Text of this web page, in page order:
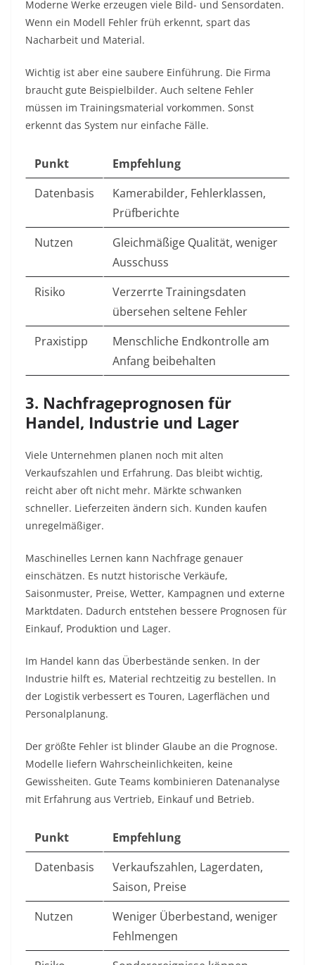
Moderne Werke erzeugen viele Bild- und Sensordaten.
Wenn ein Modell Fehler früh erkennt, spart das
Nacharbeit und Material.
Wichtig ist aber eine saubere Einführung. Die Firma
braucht gute Beispielbilder. Auch seltene Fehler
müssen im Trainingsmaterial vorkommen. Sonst
erkennt das System nur einfache Fälle.
Punkt
Empfehlung
Datenbasis
Kamerabilder, Fehlerklassen,
Prüfberichte
Nutzen
Gleichmäßige Qualität, weniger
Ausschuss
Risiko
Verzerrte Trainingsdaten
übersehen seltene Fehler
Praxistipp
Menschliche Endkontrolle am
Anfang beibehalten
3. Nachfrageprognosen für
Handel, Industrie und Lager
Viele Unternehmen planen noch mit alten
Verkaufszahlen und Erfahrung. Das bleibt wichtig,
reicht aber oft nicht mehr. Märkte schwanken
schneller. Lieferzeiten ändern sich. Kunden kaufen
unregelmäßiger.
Maschinelles Lernen kann Nachfrage genauer
einschätzen. Es nutzt historische Verkäufe,
Saisonmuster, Preise, Wetter, Kampagnen und externe
Marktdaten. Dadurch entstehen bessere Prognosen für
Einkauf, Produktion und Lager.
Im Handel kann das Überbestände senken. In der
Industrie hilft es, Material rechtzeitig zu bestellen. In
der Logistik verbessert es Touren, Lagerflächen und
Personalplanung.
Der größte Fehler ist blinder Glaube an die Prognose.
Modelle liefern Wahrscheinlichkeiten, keine
Gewissheiten. Gute Teams kombinieren Datenanalyse
mit Erfahrung aus Vertrieb, Einkauf und Betrieb.
Punkt
Empfehlung
Datenbasis
Verkaufszahlen, Lagerdaten,
Saison, Preise
Nutzen
Weniger Überbestand, weniger
Fehlmengen